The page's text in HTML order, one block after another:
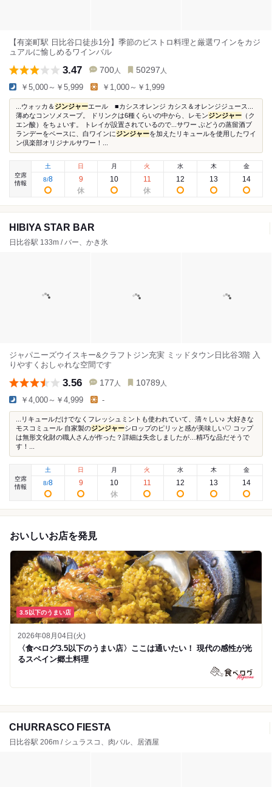
【有楽町駅 日比谷口徒歩1分】季節のビストロ料理と厳選ワインをカジ
ュアルに愉しめるワインバル
3.47 700 人 50297 人
￥5,000～￥5,999 ￥1,000～￥1,999
...ウォッカ＆ ジンジャーエール ■カシスオレンジ カシス＆オレンジジュース...
薄めなコンソメスープ。 ドリンクは6種くらいの中から、レモンジンジャー （ク
エン酸）をちょいす。 トレイが設置されているので...サワー ぶどうの蒸留酒ブ
ランデーをベースに、白ワインにジンジャーを加えたリキュールを使用したワイ
ン倶楽部オリジナルサワー！...
空席
情報
土
8/8
日
9
月
10
火
11
水
12
木
13
金
14
HIBIYA STAR BAR
日比谷駅 133m / バー、かき氷
ジャパニーズウイスキー&クラフトジン充実 ミッドタウン日比谷3階 入
りやすくおしゃれな空間です
3.56 177 人 10789 人
￥4,000～￥4,999 -
...リキュールだけでなくフレッシュミントも使われていて、清々しい♪ 大好きな
モスコミュール 自家製のジンジャーシロップのピリッと感が美味しい♡ コップ
は無形文化財の職人さんが作った？詳細は失念しましたが…精巧な品だそうで
す！...
空席
情報
土
8/8
日
9
月
10
火
11
水
12
木
13
金
14
おいしいお店を発見
3.5以下のうまい店
2026年08月04日(火)
〈食べログ3.5以下のうまい店〉ここは通いたい！ 現代の感性が光
るスペイン郷土料理
CHURRASCO FIESTA
日比谷駅 206m / シュラスコ、肉バル、居酒屋